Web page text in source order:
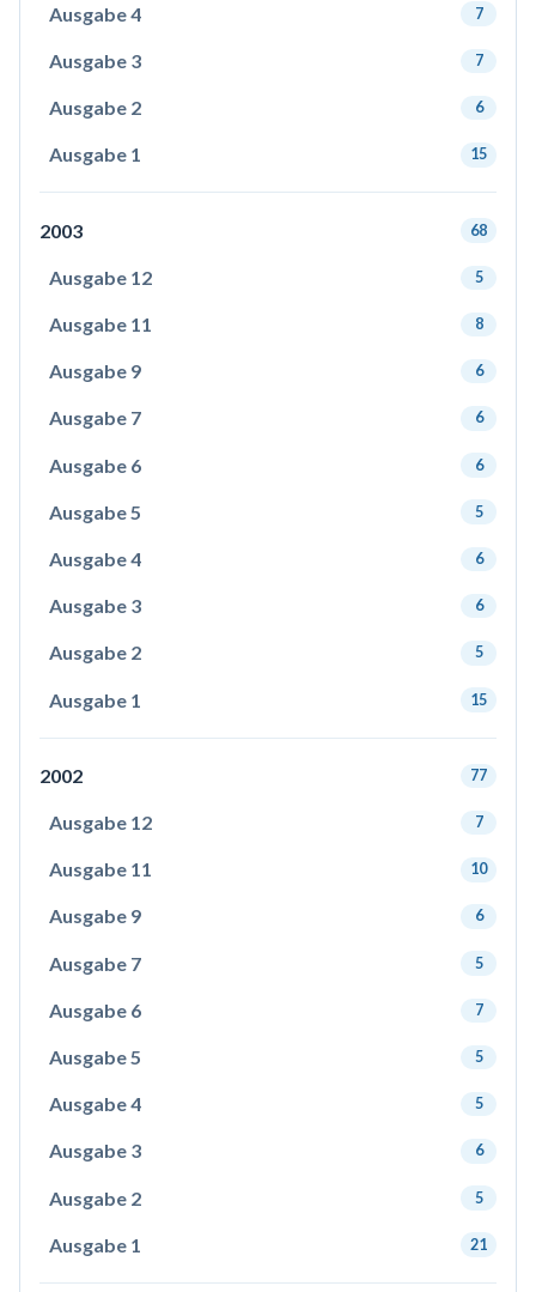
Ausgabe 4 7
Ausgabe 3 7
Ausgabe 2 6
Ausgabe 1 15
2003 68
Ausgabe 12 5
Ausgabe 11 8
Ausgabe 9 6
Ausgabe 7 6
Ausgabe 6 6
Ausgabe 5 5
Ausgabe 4 6
Ausgabe 3 6
Ausgabe 2 5
Ausgabe 1 15
2002 77
Ausgabe 12 7
Ausgabe 11 10
Ausgabe 9 6
Ausgabe 7 5
Ausgabe 6 7
Ausgabe 5 5
Ausgabe 4 5
Ausgabe 3 6
Ausgabe 2 5
Ausgabe 1 21